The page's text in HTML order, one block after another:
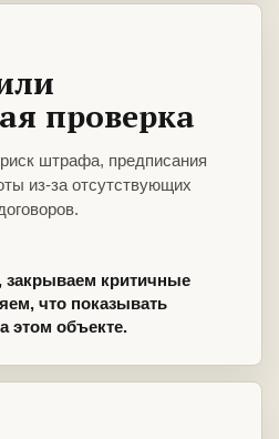
проверка
штрафа, предписания
из-за отсутствующих
критичные
что показывать
этом объекте.